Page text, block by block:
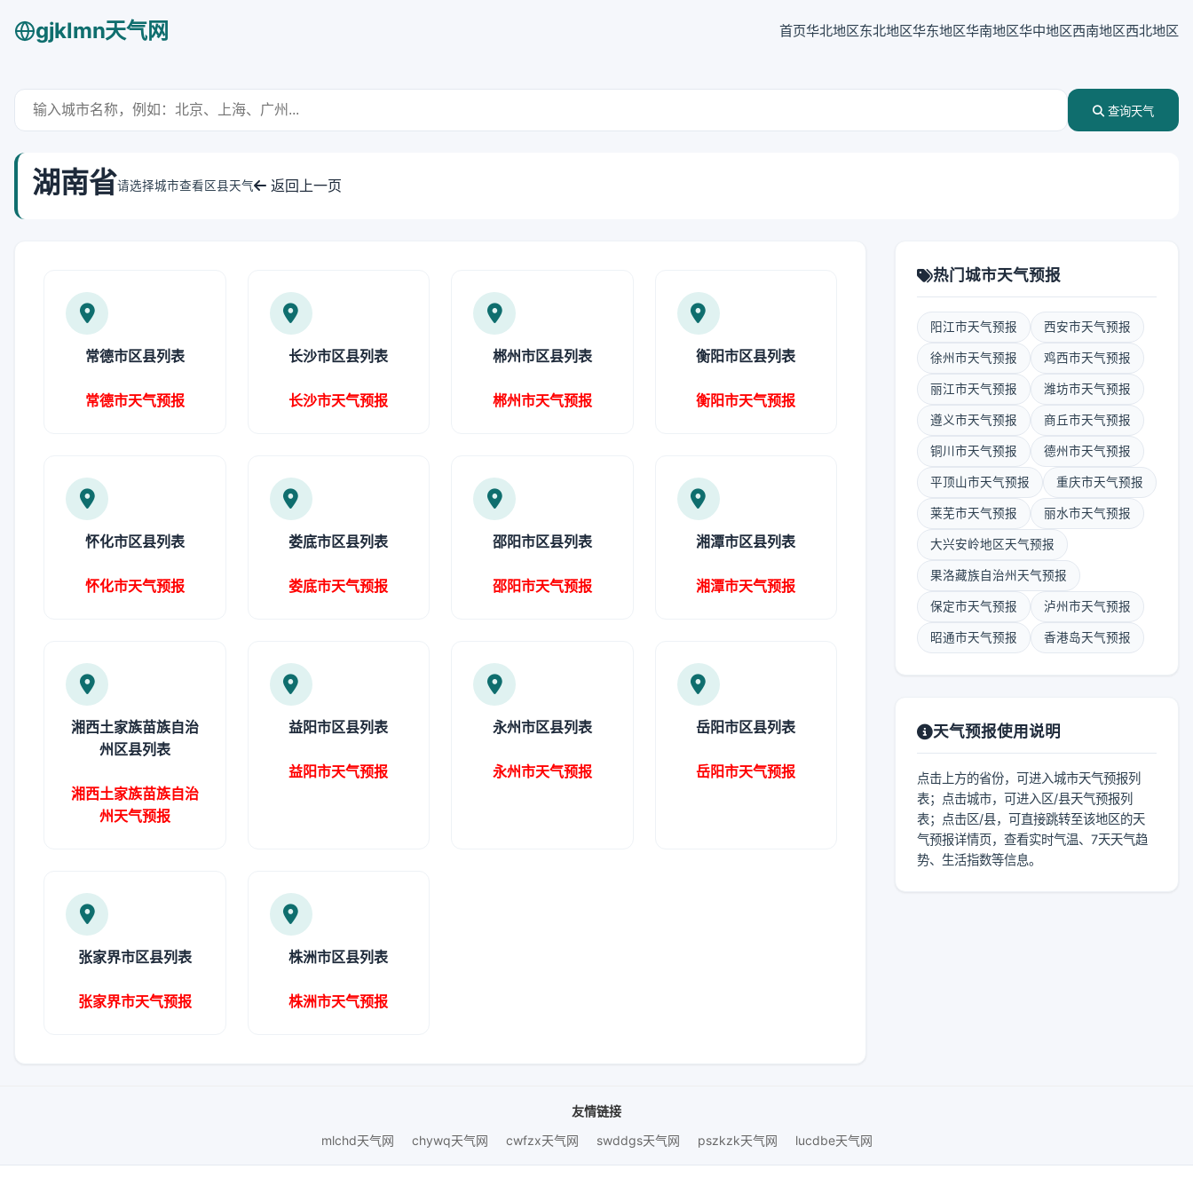
gjklmn天气网 首页华北地区东北地区华东地区华南地区华中地区西南地区西北地区
查询天气
湖南省请选择城市查看区县天气 返回上一页
常德市区县列表
常德市天气预报
长沙市区县列表
长沙市天气预报
郴州市区县列表
郴州市天气预报
衡阳市区县列表
衡阳市天气预报
怀化市区县列表
怀化市天气预报
娄底市区县列表
娄底市天气预报
邵阳市区县列表
邵阳市天气预报
湘潭市区县列表
湘潭市天气预报
湘西土家族苗族自治
州区县列表
湘西土家族苗族自治
州天气预报
益阳市区县列表
益阳市天气预报
永州市区县列表
永州市天气预报
岳阳市区县列表
岳阳市天气预报
张家界市区县列表
张家界市天气预报
株洲市区县列表
株洲市天气预报
热门城市天气预报
阳江市天气预报 西安市天气预报
徐州市天气预报 鸡西市天气预报
丽江市天气预报 潍坊市天气预报
遵义市天气预报 商丘市天气预报
铜川市天气预报 德州市天气预报
平顶山市天气预报 重庆市天气预报
莱芜市天气预报 丽水市天气预报
大兴安岭地区天气预报
果洛藏族自治州天气预报
保定市天气预报 泸州市天气预报
昭通市天气预报 香港岛天气预报
天气预报使用说明
点击上方的省份，可进入城市天气预报列
表；点击城市，可进入区/县天气预报列
表；点击区/县，可直接跳转至该地区的天
气预报详情页，查看实时气温、7天天气趋
势、生活指数等信息。
友情链接
mlchd天气网
chywq天气网 cwfzx天气网 swddgs天气网 pszkzk天气网 lucdbe天气网